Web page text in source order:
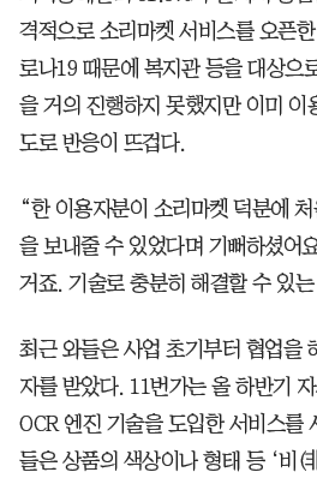
격적으로 소리마켓 서비스를 오픈
로나19 때문에 복지관 등을 대상으
을 거의 진행하지 못했지만 이미 이
도로 반응이 뜨겁다.
“한 이용자분이 소리마켓 덕분에
을 보내줄 수 있었다며 기뻐하셨어
거죠. 기술로 충분히 해결할 수 있
최근 와들은 사업 초기부터 협업을
자를 받았다. 11번가는 올 하반기
OCR 엔진 기술을 도입한 서비스를
들은 상품의 색상이나 형태 등 ‘비(